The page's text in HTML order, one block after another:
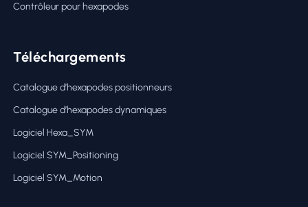
Contrôleur pour hexapodes
Téléchargements
Catalogue d’hexapodes positionneurs
Catalogue d’hexapodes dynamiques
Logiciel Hexa_SYM
Logiciel SYM_Positioning
Logiciel SYM_Motion